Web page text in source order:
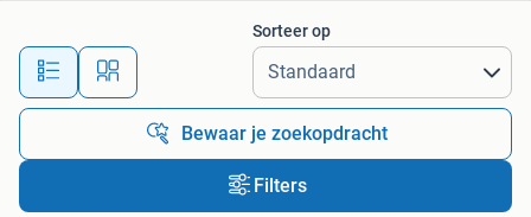
Alle afstanden…
Sorteer op
Bewaar je zoekopdracht
Filters